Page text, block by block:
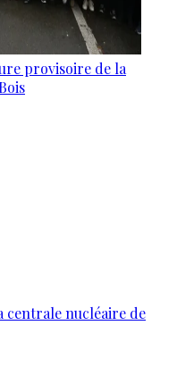
provisoire de la
centrale nucléaire de